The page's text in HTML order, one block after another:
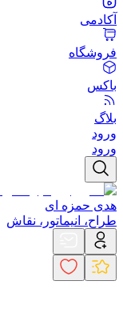
آکادمی
فروشگاه
باکس
بلاگ
ورود
ورود
هدی حمزه ای
طراح، انیماتور، نقاش